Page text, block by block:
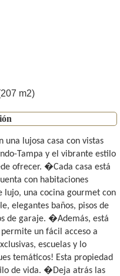
m2)
una lujosa casa con vistas
Tampa y el vibrante estilo
ofrecer. �Cada casa está
con habitaciones
lujo, una cocina gourmet con
elegantes baños, pisos de
de garaje. �Además, está
un fácil acceso a
escuelas y lo
temáticos! Esta propiedad
de vida. �Deja atrás las